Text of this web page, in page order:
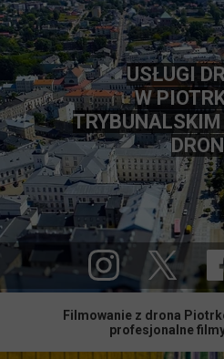
USŁUGI
W
Filmowanie z drona
profesjonalne